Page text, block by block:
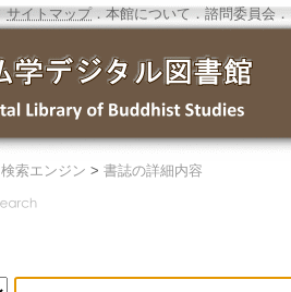
サイトマップ．本館について ． 諮問委員会 ．
検索エンジン > 書誌の詳細内容